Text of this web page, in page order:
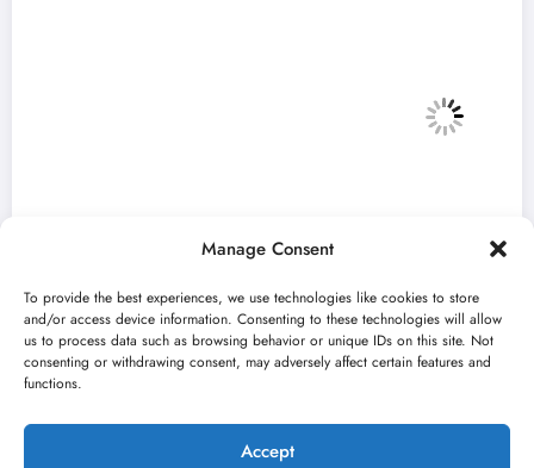
Manage Consent
To provide the best experiences, we use technologies like cookies to store
and/or access device information. Consenting to these technologies will allow
us to process data such as browsing behavior or unique IDs on this site. Not
consenting or withdrawing consent, may adversely affect certain features and
functions.
Accept
„Najveći mali festival u Vojvodini“ i ovog
Kulturni kišobran